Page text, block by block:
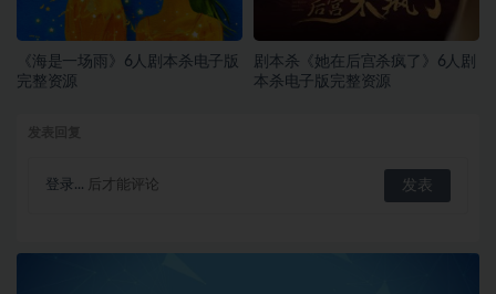
《海是一场雨》6人剧本杀电子版
完整资源
剧本杀《她在后宫杀疯了》6人剧
本杀电子版完整资源
登录... 后才能评论